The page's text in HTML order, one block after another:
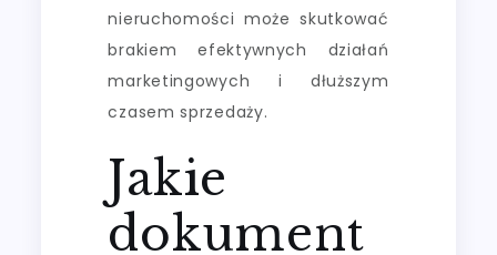
nieruchomości może skutkować
brakiem efektywnych działań
marketingowych i dłuższym
czasem sprzedaży.
Jakie
dokument